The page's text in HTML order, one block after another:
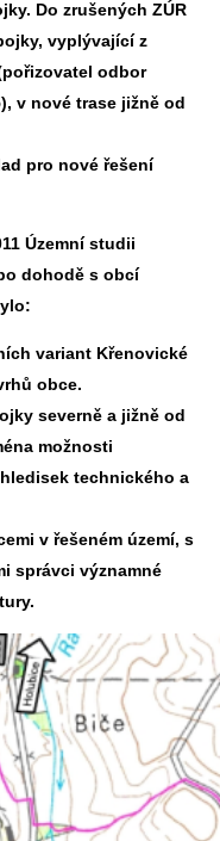
Do zrušených ZÚR
vyplývající z
odbor
v nové trase jižně od
pro nové řešení
Územní studii
dohodě s obcí
variant Křenovické
obce.
severně a jižně od
možnosti
technického a
v řešeném území, s
správci významné